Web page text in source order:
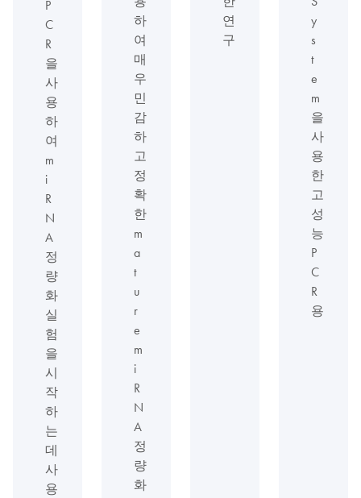
P
C
R
을
사
용
하
여
m
i
R
N
A
정
량
화
실
험
을
시
작
하
는
데
사
용
하
여
매
우
민
감
하
고
정
확
한
m
a
t
u
r
e
m
i
R
N
A
정
량
화
연
구
y
s
t
e
m
을
사
용
한
고
성
능
P
C
R
용